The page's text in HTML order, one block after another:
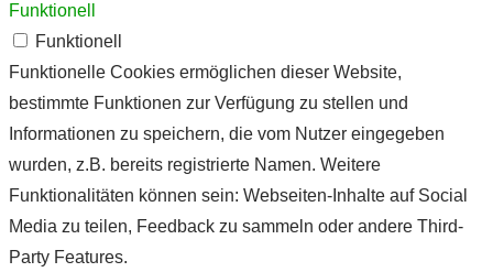
Funktionell
Funktionell
Funktionelle Cookies ermöglichen dieser Website,
bestimmte Funktionen zur Verfügung zu stellen und
Informationen zu speichern, die vom Nutzer eingegeben
wurden, z.B. bereits registrierte Namen. Weitere
Funktionalitäten können sein: Webseiten-Inhalte auf Social
Media zu teilen, Feedback zu sammeln oder andere Third-
Party Features.